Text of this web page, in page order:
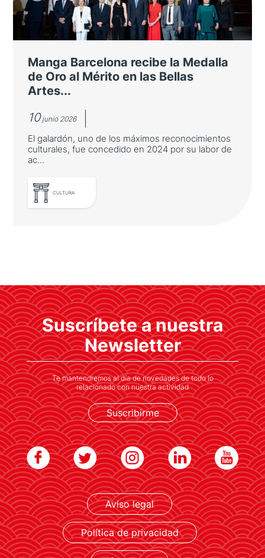
La Consejería de Turismo organiza un viaje
de familiarización en el marco de la alianza
Iberia
LEER MÁS
Manga Barcelona recibe la Medalla
de Oro al Mérito en las Bellas
Artes...
10junio 2026
El galardón, uno de los máximos reconocimientos
culturales, fue concedido en 2024 por su labor de
ac...
CULTURA
El galardón, uno de los máximos
reconocimientos culturales, fue concedido
en 2024 por su labor de acercar a España la
cultura japonesa
LEER MÁS
Suscríbete a nuestra
Newsletter
Te mantendremos al día de novedades de todo lo
relacionado con nuestra actividad
Suscribirme
Aviso legal
Política de privacidad